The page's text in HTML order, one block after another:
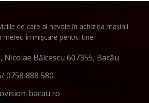
de care ai nevoie în achiziția mașinii
mereu în mișcare pentru tine.
Nicolae Bălcescu 607355, Bacău
0758 888 580
bacau.ro